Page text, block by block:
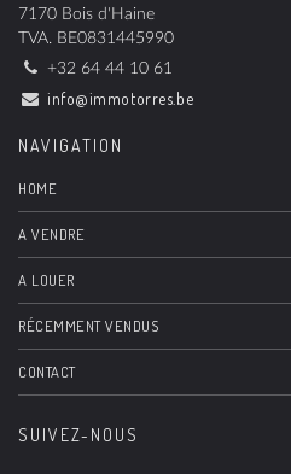
7170 Bois d'Haine
TVA. BE0831445990
+32 64 44 10 61
info@immotorres.be
NAVIGATION
HOME
A VENDRE
A LOUER
RÉCEMMENT VENDUS
CONTACT
SUIVEZ-NOUS